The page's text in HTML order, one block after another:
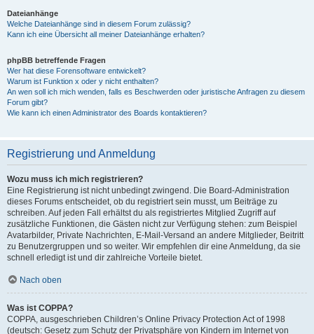
Dateianhänge
Welche Dateianhänge sind in diesem Forum zulässig?
Kann ich eine Übersicht all meiner Dateianhänge erhalten?
phpBB betreffende Fragen
Wer hat diese Forensoftware entwickelt?
Warum ist Funktion x oder y nicht enthalten?
An wen soll ich mich wenden, falls es Beschwerden oder juristische Anfragen zu diesem
Forum gibt?
Wie kann ich einen Administrator des Boards kontaktieren?
Registrierung und Anmeldung
Wozu muss ich mich registrieren?
Eine Registrierung ist nicht unbedingt zwingend. Die Board-Administration
dieses Forums entscheidet, ob du registriert sein musst, um Beiträge zu
schreiben. Auf jeden Fall erhältst du als registriertes Mitglied Zugriff auf
zusätzliche Funktionen, die Gästen nicht zur Verfügung stehen: zum Beispiel
Avatarbilder, Private Nachrichten, E-Mail-Versand an andere Mitglieder, Beitritt
zu Benutzergruppen und so weiter. Wir empfehlen dir eine Anmeldung, da sie
schnell erledigt ist und dir zahlreiche Vorteile bietet.
Nach oben
Was ist COPPA?
COPPA, ausgeschrieben Children’s Online Privacy Protection Act of 1998
(deutsch: Gesetz zum Schutz der Privatsphäre von Kindern im Internet von